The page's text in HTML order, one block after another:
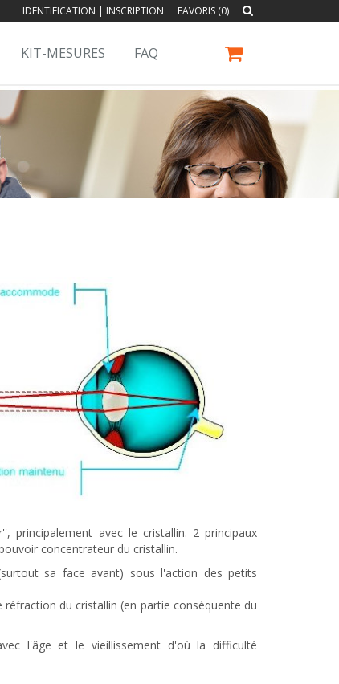
IDENTIFICATION | INSCRIPTION FAVORIS (0)
KIT-MESURES FAQ
avec le cristallin. 2 principaux
concentrateur du cristallin.
sa face avant) sous l'action des petits
du cristallin (en partie conséquente du
l'âge et le vieillissement d'où la difficulté